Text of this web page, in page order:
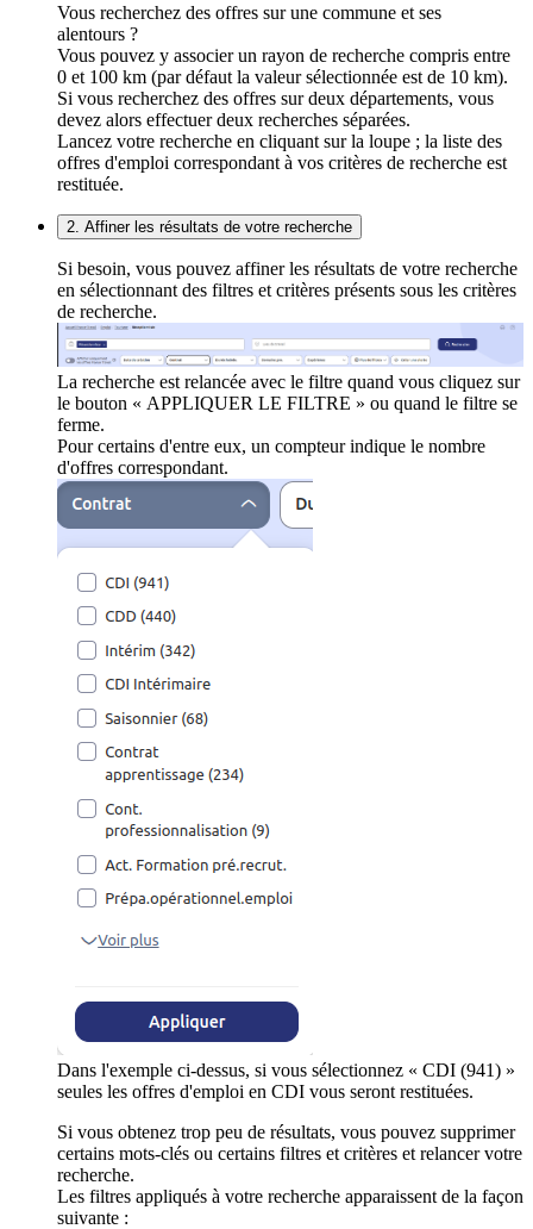
Vous recherchez des offres sur une commune et ses
alentours ?
Vous pouvez y associer un rayon de recherche compris entre
0 et 100 km (par défaut la valeur sélectionnée est de 10 km).
Si vous recherchez des offres sur deux départements, vous
devez alors effectuer deux recherches séparées.
Lancez votre recherche en cliquant sur la loupe ; la liste des
offres d'emploi correspondant à vos critères de recherche est
restituée.
2. Affiner les résultats de votre recherche
Si besoin, vous pouvez affiner les résultats de votre recherche
en sélectionnant des filtres et critères présents sous les critères
de recherche.
La recherche est relancée avec le filtre quand vous cliquez sur
le bouton « APPLIQUER LE FILTRE » ou quand le filtre se
ferme.
Pour certains d'entre eux, un compteur indique le nombre
d'offres correspondant.
Dans l'exemple ci-dessus, si vous sélectionnez « CDI (941) »
seules les offres d'emploi en CDI vous seront restituées.
Si vous obtenez trop peu de résultats, vous pouvez supprimer
certains mots-clés ou certains filtres et critères et relancer votre
recherche.
Les filtres appliqués à votre recherche apparaissent de la façon
suivante :